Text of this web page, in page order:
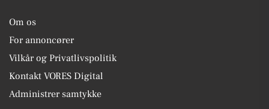
Om os
For annoncører
Vilkår og Privatlivspolitik
Kontakt VORES Digital
Administrer samtykke